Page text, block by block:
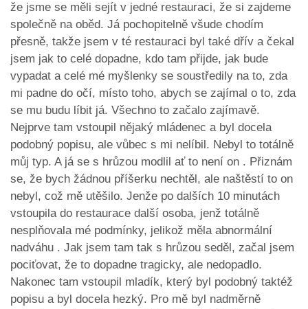
že jsme se měli sejít v jedné restauraci, že si zajdeme
společně na oběd. Já pochopitelně všude chodím
přesně, takže jsem v té restauraci byl také dřív a čekal
jsem jak to celé dopadne, kdo tam přijde, jak bude
vypadat a celé mé myšlenky se soustředily na to, zda
mi padne do očí, místo toho, abych se zajímal o to, zda
se mu budu líbit já. Všechno to začalo zajímavě.
Nejprve tam vstoupil nějaký mládenec a byl docela
podobný popisu, ale vůbec s mi nelíbil. Nebyl to totálně
můj typ. A já se s hrůzou modlil ať to není on . Přiznám
se, že bych žádnou příšerku nechtěl, ale naštěstí to on
nebyl, což mě utěšilo. Jenže po dalších 10 minutách
vstoupila do restaurace další osoba, jenž totálně
nesplňovala mé podmínky, jelikož měla abnormální
nadváhu . Jak jsem tam tak s hrůzou seděl, začal jsem
pociťovat, že to dopadne tragicky, ale nedopadlo.
Nakonec tam vstoupil mladík, který byl podobný taktéž
popisu a byl docela hezký. Pro mě byl nadměrně